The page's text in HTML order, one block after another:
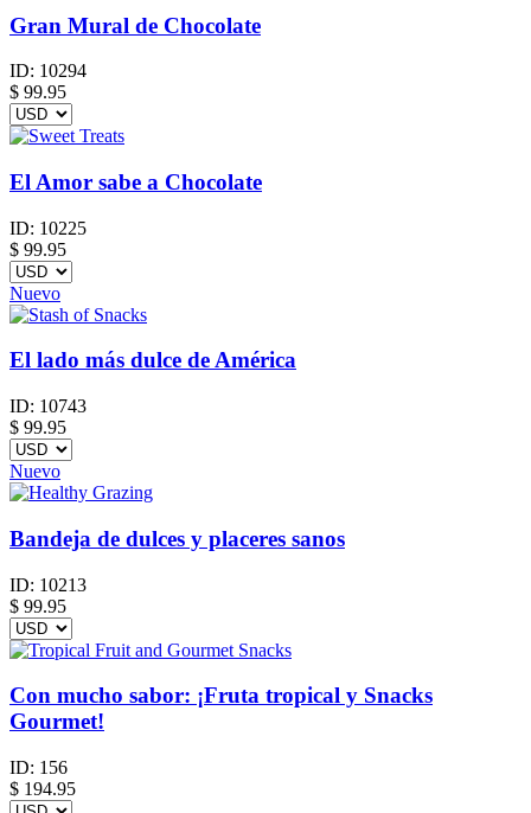
Gran Mural de Chocolate
ID: 10294
$ 99.95
El Amor sabe a Chocolate
ID: 10225
$ 99.95
Nuevo
El lado más dulce de América
ID: 10743
$ 99.95
Nuevo
Bandeja de dulces y placeres sanos
ID: 10213
$ 99.95
Con mucho sabor: ¡Fruta tropical y Snacks
Gourmet!
ID: 156
$ 194.95